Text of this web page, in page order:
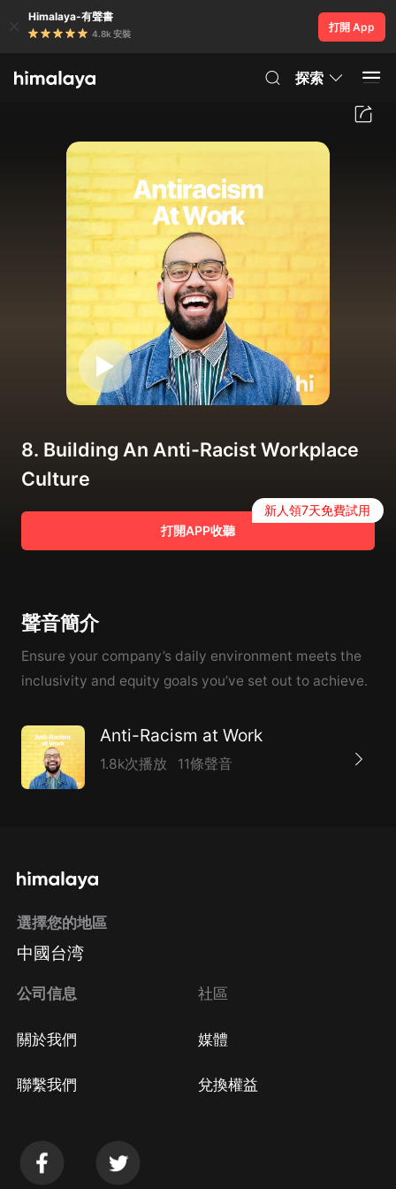
Himalaya-有聲書
4.8k 安裝
打開 App
探索
8. Building An Anti-Racist Workplace
Culture
打開APP收聽
新人領7天免費試用
聲音簡介
Ensure your company’s daily environment meets the
inclusivity and equity goals you’ve set out to achieve.
Anti-Racism at Work
1.8k次播放 11條聲音
選擇您的地區
中國台湾
公司信息
關於我們
聯繫我們
社區
媒體
兌換權益